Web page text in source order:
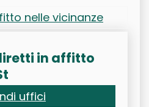
nelle vicinanze
in affitto
uffici